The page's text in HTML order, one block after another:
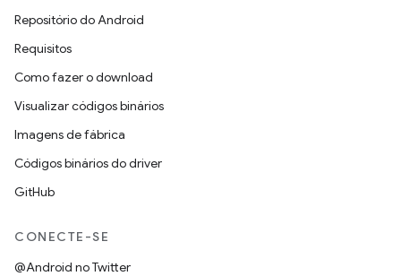
Repositório do Android
Requisitos
Como fazer o download
Visualizar códigos binários
Imagens de fábrica
Códigos binários do driver
GitHub
CONECTE-SE
@Android no Twitter